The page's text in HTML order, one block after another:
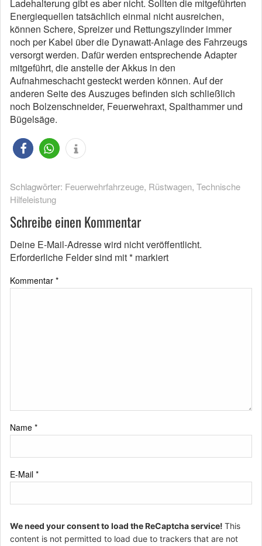
Ladehalterung gibt es aber nicht. Sollten die mitgeführten
Energiequellen tatsächlich einmal nicht ausreichen,
können Schere, Spreizer und Rettungszylinder immer
noch per Kabel über die Dynawatt-Anlage des Fahrzeugs
versorgt werden. Dafür werden entsprechende Adapter
mitgeführt, die anstelle der Akkus in den
Aufnahmeschacht gesteckt werden können. Auf der
anderen Seite des Auszuges befinden sich schließlich
noch Bolzenschneider, Feuerwehraxt, Spalthammer und
Bügelsäge.
Schlagwörter: Feuerwehrfahrzeuge, Rüstwagen, Technische
Hilfeleistung
Schreibe einen Kommentar
Deine E-Mail-Adresse wird nicht veröffentlicht.
Erforderliche Felder sind mit* markiert
Kommentar *
Name *
E-Mail *
We need your consent to load the ReCaptcha service! This
content is not permitted to load due to trackers that are not